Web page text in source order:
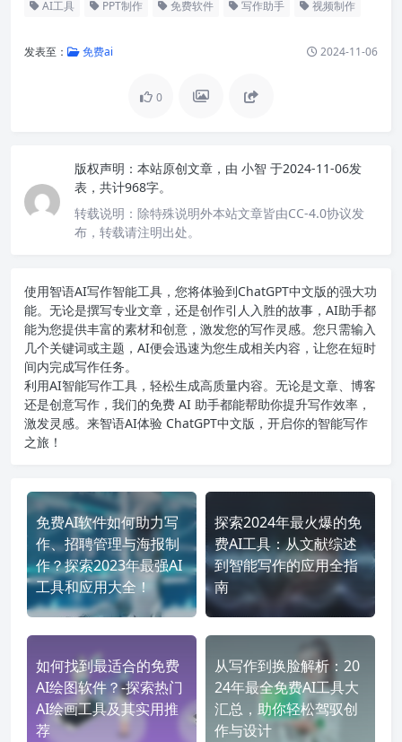
AI工具 PPT制作 免费软件 写作助手 视频制作
发表至： 免费ai 2024-11-06
0
版权声明： 本站原创文章，由 小智 于2024-11-06发
表，共计968字。
转载说明： 除特殊说明外本站文章皆由CC-4.0协议发
布，转载请注明出处。
使用智语AI写作智能工具，您将体验到ChatGPT中文版的强大功
能。无论是撰写专业文章，还是创作引人入胜的故事，AI助手都
能为您提供丰富的素材和创意，激发您的写作灵感。您只需输入
几个关键词或主题，AI便会迅速为您生成相关内容，让您在短时
间内完成写作任务。
利用AI智能写作工具，轻松生成高质量内容。无论是文章、博客
还是创意写作，我们的免费 AI 助手都能帮助你提升写作效率，
激发灵感。来智语AI体验 ChatGPT中文版 ，开启你的智能写作
之旅！
免费AI软件如何助力写
作、招聘管理与海报制
作？探索2023年最强AI
工具和应用大全！
探索2024年最火爆的免
费AI工具：从文献综述
到智能写作的应用全指
南
如何找到最适合的免费
AI绘图软件？-探索热门
AI绘画工具及其实用推
荐
从写作到换脸解析：20
24年最全免费AI工具大
汇总，助你轻松驾驭创
作与设计